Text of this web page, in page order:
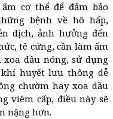
cơ thể để đảm bảo
bệnh về hô hấp,
dịch, ảnh hưởng đến
tê cứng, cần làm ấm
dầu nóng, sử dụng
huyết lưu thông dễ
chườm hay xoa dầu
viêm cấp, điều này sẽ
nặng hơn.